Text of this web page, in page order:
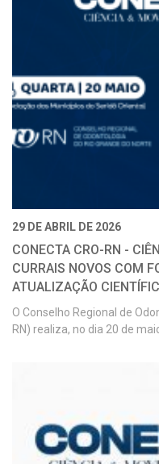
29 DE ABRIL DE 2026
CONECTA CRO-RN -
CURRAIS NOVOS COM
ATUALIZAÇÃO
O Conselho Regional de
RN) realiza, no dia 20 de